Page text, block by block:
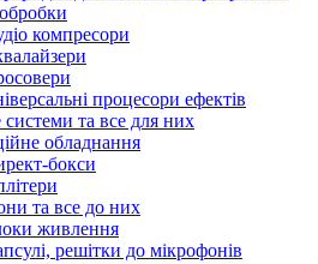
компресори
процесори ефектів
системи та все для них
обладнання
бокси
та все до них
живлення
решітки до мікрофонів